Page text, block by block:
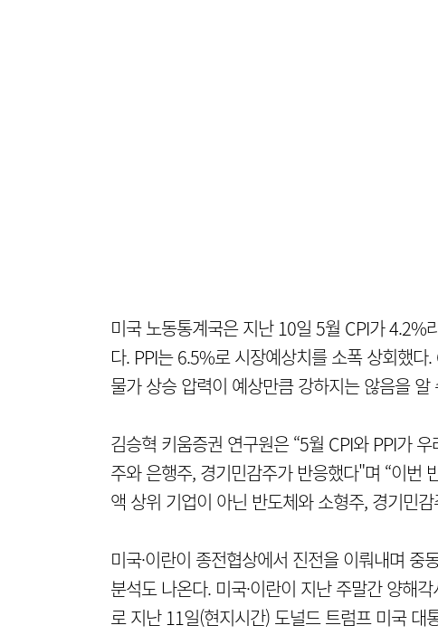
미국 노동통계국은 지난 10일 5월 CPI가 4.2%
다. PPI는 6.5%로 시장예상치를 소폭 상회했
물가 상승 압력이 예상만큼 강하지는 않음을 알
김승혁 키움증권 연구원은 “5월 CPI와 PPI가
주와 은행주, 경기민감주가 반응했다"며 “이번
액 상위 기업이 아닌 반도체와 소형주, 경기민
미국·이란이 종전협상에서 진전을 이뤄내며
분석도 나온다. 미국·이란이 지난 주말간 양해
로 지난 11일(현지시간) 도널드 트럼프 미국